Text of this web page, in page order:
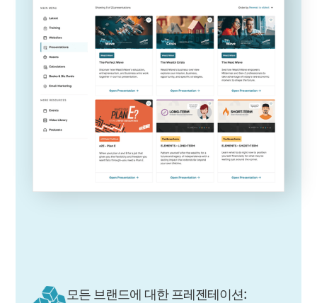
모든 브랜드에 대한 프레젠테이션: